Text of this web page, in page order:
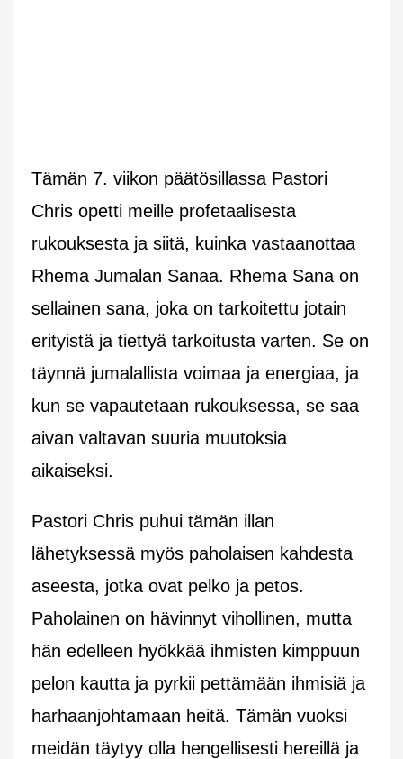
Tämän 7. viikon päätösillassa Pastori
Chris opetti meille profetaalisesta
rukouksesta ja siitä, kuinka vastaanottaa
Rhema Jumalan Sanaa. Rhema Sana on
sellainen sana, joka on tarkoitettu jotain
erityistä ja tiettyä tarkoitusta varten. Se on
täynnä jumalallista voimaa ja energiaa, ja
kun se vapautetaan rukouksessa, se saa
aivan valtavan suuria muutoksia
aikaiseksi.
Pastori Chris puhui tämän illan
lähetyksessä myös paholaisen kahdesta
aseesta, jotka ovat pelko ja petos.
Paholainen on hävinnyt vihollinen, mutta
hän edelleen hyökkää ihmisten kimppuun
pelon kautta ja pyrkii pettämään ihmisiä ja
harhaanjohtamaan heitä. Tämän vuoksi
meidän täytyy olla hengellisesti hereillä ja